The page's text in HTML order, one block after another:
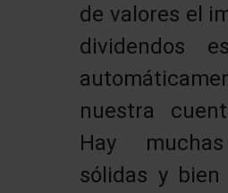
de valores el
dividendos
nuestra
Hay
sólidas y bien